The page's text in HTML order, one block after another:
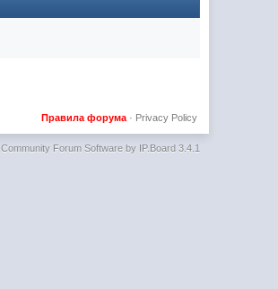
Privacy Policy
Правила форума·
Community Forum Software by IP.Board 3.4.1